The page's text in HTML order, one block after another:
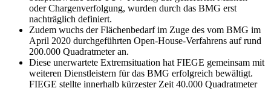
oder Chargenverfolgung, wurden durch das BMG erst
nachträglich definiert.
Zudem wuchs der Flächenbedarf im Zuge des vom BMG im
April 2020 durchgeführten Open-House-Verfahrens auf rund
200.000 Quadratmeter an.
Diese unerwartete Extremsituation hat FIEGE gemeinsam mit
weiteren Dienstleistern für das BMG erfolgreich bewältigt.
FIEGE stellte innerhalb kürzester Zeit 40.000 Quadratmeter